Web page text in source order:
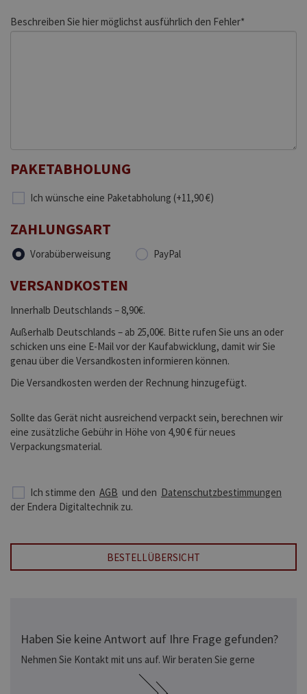
Beschreiben Sie hier möglichst ausführlich den Fehler*
PAKETABHOLUNG
Ich wünsche eine Paketabholung (+11,90 €)
ZAHLUNGSART
Vorabüberweisung PayPal
VERSANDKOSTEN
Innerhalb Deutschlands – 8,90€.
Außerhalb Deutschlands – ab 25,00€. Bitte rufen Sie uns an oder
schicken uns eine E-Mail vor der Kaufabwicklung, damit wir Sie
genau über die Versandkosten informieren können.
Die Versandkosten werden der Rechnung hinzugefügt.
Sollte das Gerät nicht ausreichend verpackt sein, berechnen wir
eine zusätzliche Gebühr in Höhe von 4,90 € für neues
Verpackungsmaterial.
Ich stimme den AGB und den Datenschutzbestimmungen
der Endera Digitaltechnik zu.
BESTELLÜBERSICHT
Haben Sie keine Antwort auf Ihre Frage gefunden?
Nehmen Sie Kontakt mit uns auf. Wir beraten Sie gerne